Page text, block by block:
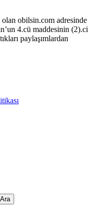
olan obilsin.com adresinde
4.cü maddesinin (2).ci
paylaşımlardan
Ara